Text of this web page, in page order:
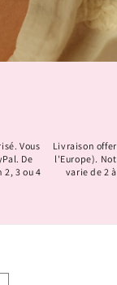
Vous
De
3 ou 4
Livraison
l'Europe).
varie de 2